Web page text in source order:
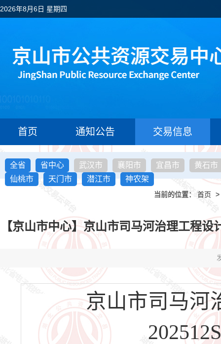
2026年8月6日 星期四
首页 通知公告 交易信息
全省 省中心 武汉市 襄阳市 宜昌市
黄石市
仙桃市
天门市 潜江市 神农架
当前的位置： 首页 >
【京山市中心】京山市司马河治理工程设
京山市司马河